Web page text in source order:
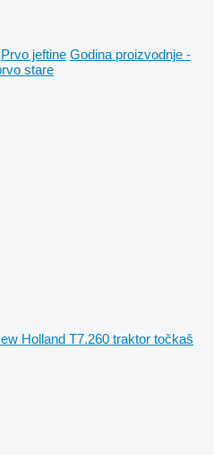
Prvo jeftine Godina proizvodnje -
stare
Holland T7.260 traktor točkaš